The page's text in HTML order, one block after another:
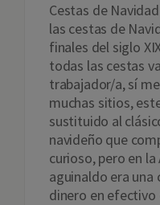
Cestas de
las cestas de
finales del siglo
todas las cestas
trabajador/a, sí
muchas sitios,
sustituido al
navideño que
curioso, pero en
aguinaldo era
dinero en